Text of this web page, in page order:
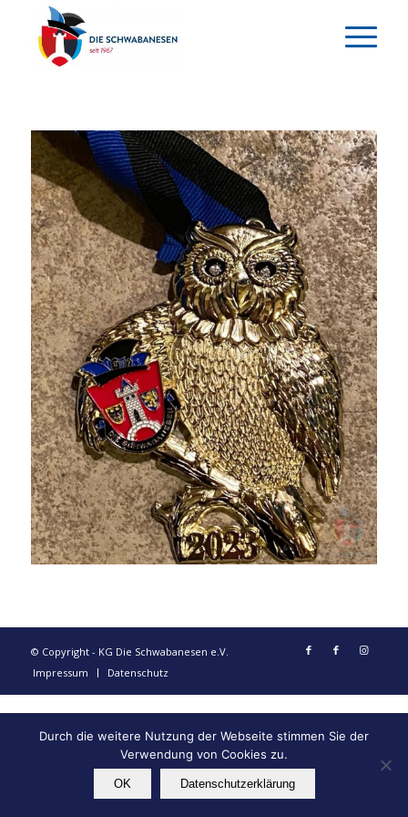
© Copyright - KG Die Schwabanesen e.V.
Impressum
Datenschutz
Durch die weitere Nutzung der Webseite stimmen Sie der
Verwendung von Cookies zu.
OK Datenschutzerklärung